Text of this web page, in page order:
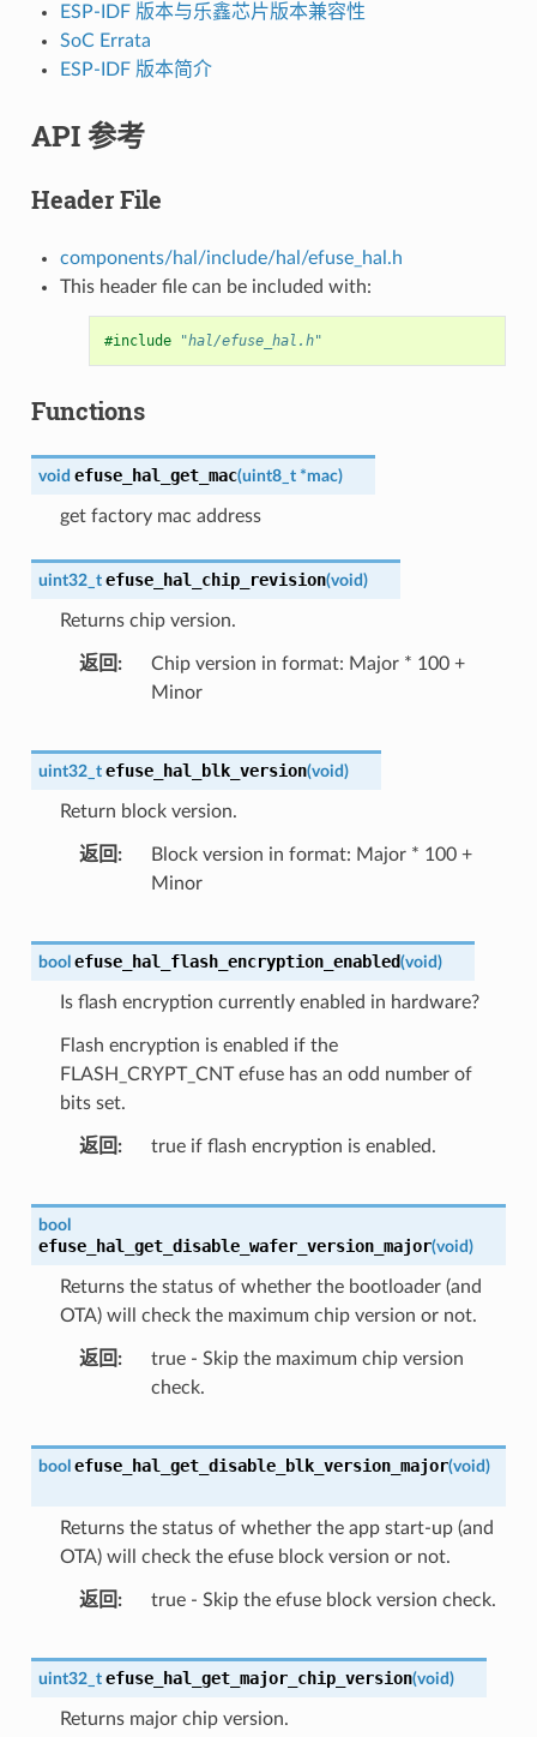
ESP-IDF 版本与乐鑫芯片版本兼容性
SoC Errata
ESP-IDF 版本简介
API 参考
Header File
components/hal/include/hal/efuse_hal.h
This header file can be included with:
#include "hal/efuse_hal.h"
Functions
void efuse_hal_get_mac(uint8_t *mac)
get factory mac address
uint32_t efuse_hal_chip_revision(void)
Returns chip version.
返回
Chip version in format: Major * 100 +
Minor
uint32_t efuse_hal_blk_version(void)
Return block version.
返回
Block version in format: Major * 100 +
Minor
bool efuse_hal_flash_encryption_enabled(void)
Is flash encryption currently enabled in hardware?
Flash encryption is enabled if the
FLASH_CRYPT_CNT efuse has an odd number of
bits set.
返回 true if flash encryption is enabled.
bool
efuse_hal_get_disable_wafer_version_major(void)
Returns the status of whether the bootloader (and
OTA) will check the maximum chip version or not.
返回
true - Skip the maximum chip version
check.
bool efuse_hal_get_disable_blk_version_major(void)
Returns the status of whether the app start-up (and
OTA) will check the efuse block version or not.
返回 true - Skip the efuse block version check.
uint32_t efuse_hal_get_major_chip_version(void)
Returns major chip version.